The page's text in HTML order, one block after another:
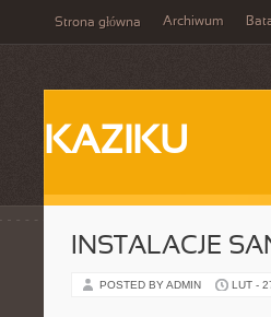
Strona główna Archiwum
KAZIKU
INSTALACJE
POSTED BY ADMIN LUT -